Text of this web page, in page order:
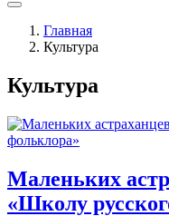
Главная
Культура
Культура
Маленьких
«Школу